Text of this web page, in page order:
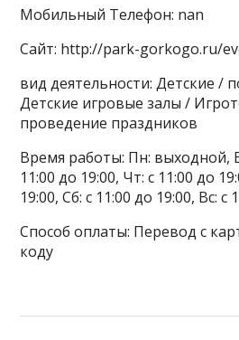
Мобильный Телефон: nan
Сайт: http://park-gorkogo.ru/
вид деятельности: Детские /
Детские игровые залы /
проведение праздников
Время работы: Пн: выходной,
11:00 до 19:00, Чт: с 11:00 до
19:00, Сб: с 11:00 до 19:00, Вс: с
Способ оплаты: Перевод с
коду